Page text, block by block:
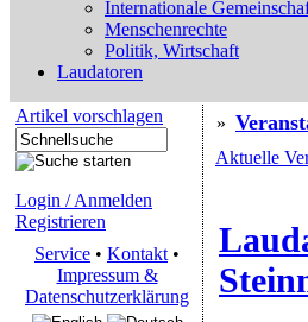
Internationale
Menschenrechte
Politik, Wirtschaft
Laudatoren
Artikel vorschlagen
Login / Anmelden
Registrieren
Service • Kontakt •
Impressum &
Datenschutzerklärung
»
Aktuelle